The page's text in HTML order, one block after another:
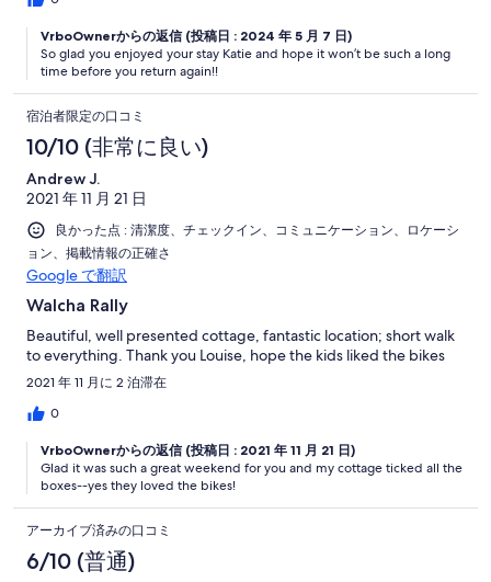
VrboOwnerからの返信 (投稿日 : 2024 年 5 月 7 日)
So glad you enjoyed your stay Katie and hope it won’t be such a long
time before you return again!!
宿泊者限定の口コミ
10/10 (非常に良い)
Andrew J.
2021 年 11 月 21 日
良かった点 : 清潔度、チェックイン、コミュニケーション、ロケーシ
ョン、掲載情報の正確さ
Google で翻訳
Walcha Rally
Beautiful, well presented cottage, fantastic location; short walk
to everything. Thank you Louise, hope the kids liked the bikes
2021 年 11 月に 2 泊滞在
0
VrboOwnerからの返信 (投稿日 : 2021 年 11 月 21 日)
Glad it was such a great weekend for you and my cottage ticked all the
boxes--yes they loved the bikes!
アーカイブ済みの口コミ
6/10 (普通)